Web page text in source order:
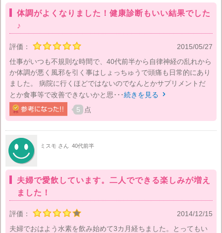
体調がよくなりました！健康診断もいい結果でした
♪
評価：
2015/05/27
仕事がいつも不規則な時間で、40代前半から自律神経の乱れから
か体調が悪く風邪を引く事はしょっちゅうで頭痛も日常的にあり
ました。 病院に行くほどではないのでなんとかサプリメントだ
とか食事等で改善できないかと思･･･続きを見る 
5 点
ミスモ さん 40代前半
夫婦で愛飲しています。二人でできる楽しみが増え
ました！
評価：
2014/12/15
夫婦でおはよう水素を飲み始めて3カ月経ちました。とってもい